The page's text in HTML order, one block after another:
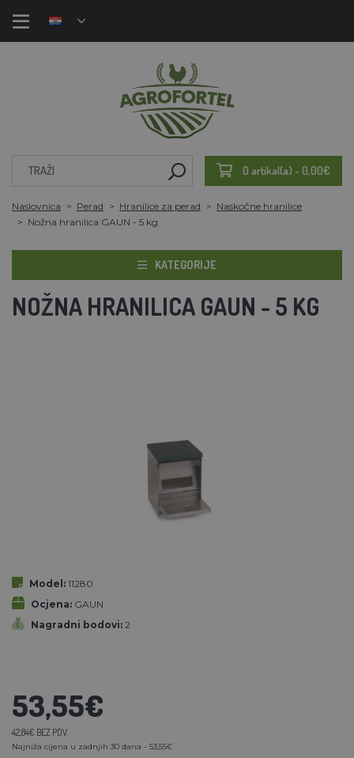
0 artikal(a) - 0,00€
Naslovnica Perad Hranilice za perad
Naskočne hranilice
Nožna hranilica GAUN - 5 kg
KATEGORIJE
NOŽNA HRANILICA GAUN - 5 KG
Model: 11280
Ocjena: GAUN
Nagradni bodovi: 2
53,55€
42,84€ BEZ PDV
Najniža cijena u zadnjih 30 dana - 53,55€